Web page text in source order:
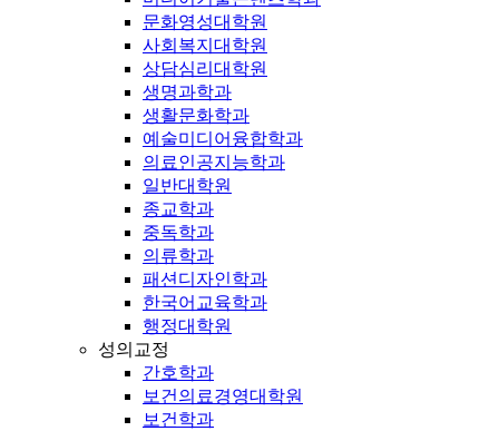
문화영성대학원
사회복지대학원
상담심리대학원
생명과학과
생활문화학과
예술미디어융합학과
의료인공지능학과
일반대학원
종교학과
중독학과
의류학과
패션디자인학과
한국어교육학과
행정대학원
성의교정
간호학과
보건의료경영대학원
보건학과